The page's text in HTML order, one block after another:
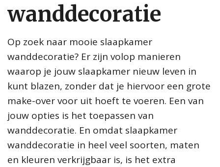
wanddecoratie
Op zoek naar mooie slaapkamer
wanddecoratie? Er zijn volop manieren
waarop je jouw slaapkamer nieuw leven in
kunt blazen, zonder dat je hiervoor een grote
make-over voor uit hoeft te voeren. Een van
jouw opties is het toepassen van
wanddecoratie. En omdat slaapkamer
wanddecoratie in heel veel soorten, maten
en kleuren verkrijgbaar is, is het extra